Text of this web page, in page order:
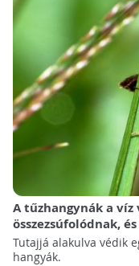
A tűzhangynák a víz
összezsúfolódnak,
Tutajjá alakulva védik
hangyák.